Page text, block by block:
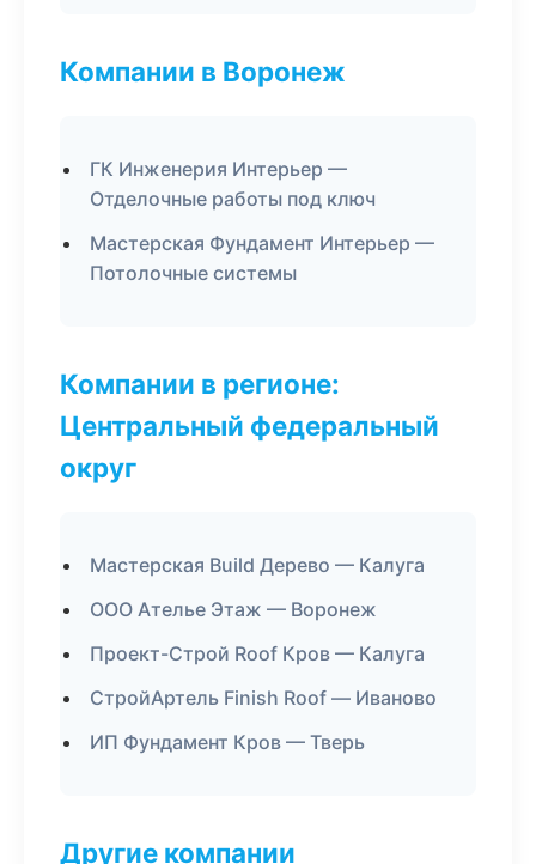
Компании в Воронеж
ГК Инженерия Интерьер —
Отделочные работы под ключ
Мастерская Фундамент Интерьер —
Потолочные системы
Компании в регионе:
Центральный федеральный
округ
Мастерская Build Дерево — Калуга
ООО Ателье Этаж — Воронеж
Проект-Строй Roof Кров — Калуга
СтройАртель Finish Roof — Иваново
ИП Фундамент Кров — Тверь
Другие компании